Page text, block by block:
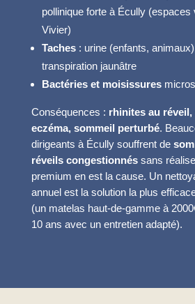
pollinique forte à Écully (espaces
Vivier)
Taches: urine (enfants,
transpiration jaunâtre
Bactéries et moisissures
Conséquences : rhinites au
eczéma, sommeil perturbé.
dirigeants à Écully souffrent de
réveils congestionnéssans
premium en est la cause. Un
annuel est la solution la plus
(un matelas haut-de-gamme à
10 ans avec un entretien adapté).